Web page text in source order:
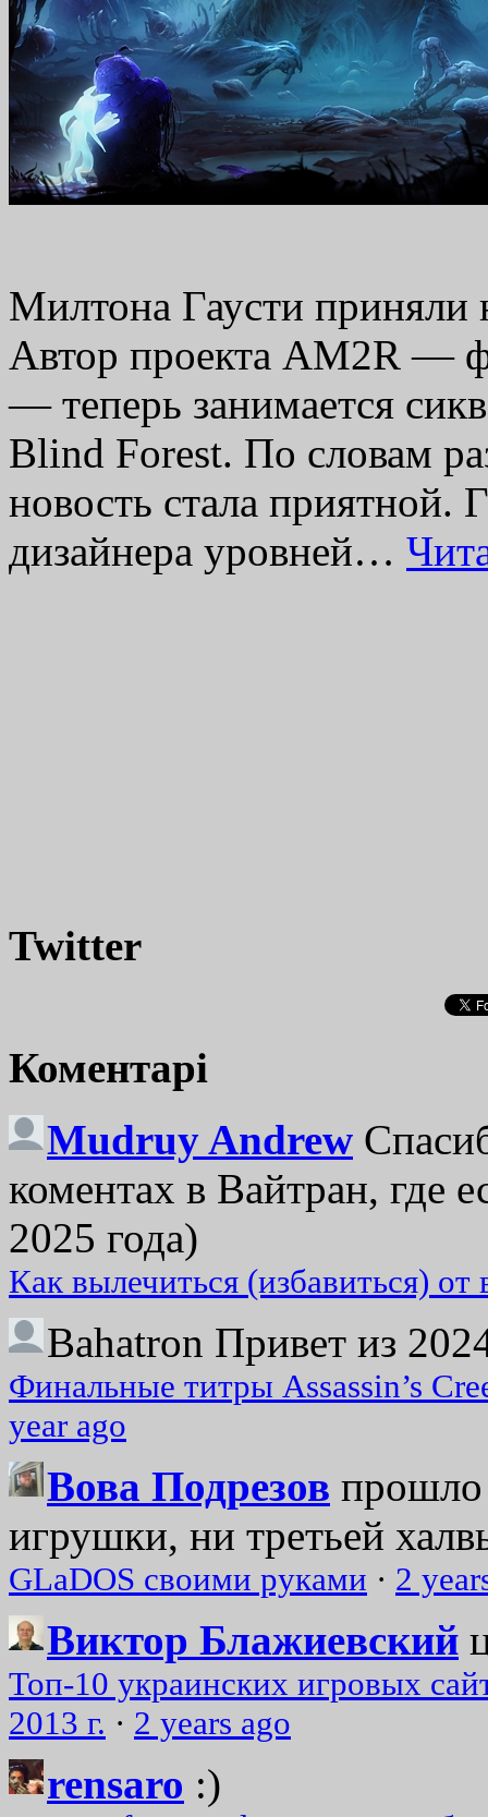
Милтона Гаусти приняли
Автор проекта AM2R —
— теперь занимается
Blind Forest. По словам
новость стала приятной.
дизайнера уровней…
Twitter
Коментарі
Mudruy Andrew
коментах в Вайтран, где
2025 года)
Как вылечиться (избавиться)
Bahatron Привет из
Финальные титры Assassin’s
year ago
Вова Подрезов прошло
игрушки, ни третьей
GLaDOS своими руками · 2
Виктор Блажиевский
Топ-10 украинских игровых
2013 г. · 2 years ago
rensaro :)